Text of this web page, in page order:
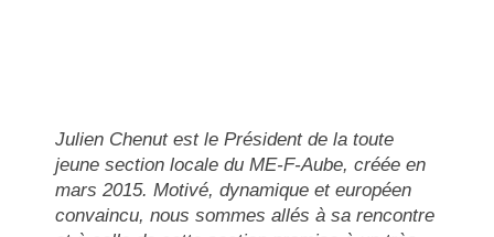
Julien Chenut est le Président de la toute
jeune section locale du ME-F-Aube, créée en
mars 2015. Motivé, dynamique et européen
convaincu, nous sommes allés à sa rencontre